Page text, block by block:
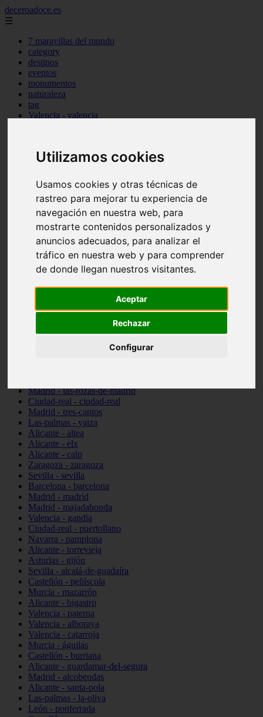
Utilizamos cookies
Usamos cookies y otras técnicas de
rastreo para mejorar tu experiencia de
navegación en nuestra web, para
mostrarte contenidos personalizados y
anuncios adecuados, para analizar el
tráfico en nuestra web y para comprender
de donde llegan nuestros visitantes.
Aceptar
Rechazar
Configurar
deceroadoce.es
☰
7 maravillas del mundo
category
destinos
eventos
monumentos
naturaleza
tag
Valencia - valencia
Sevilla - bormujos
A-coruña - a-coruña
Murcia - murcia
Alicante - benidorm
Alicante - finestrat
Almería - mojácar
Alicante - orihuela
Huesca - jaca
Valencia - el-puig-de-santa-maría
Ciudad-real - picón
Valencia - beniparrell
Valencia - chiva
Valencia - sagunt
Castellón - benicàssim
Madrid - las-rozas-de-madrid
Ciudad-real - ciudad-real
Madrid - tres-cantos
Las-palmas - yaiza
Alicante - altea
Alicante - elx
Alicante - calp
Zaragoza - zaragoza
Sevilla - sevilla
Barcelona - barcelona
Madrid - madrid
Madrid - majadahonda
Valencia - gandia
Ciudad-real - puertollano
Navarra - pamplona
Alicante - torrevieja
Asturias - gijón
Sevilla - alcalá-de-guadaíra
Castellón - peñíscola
Murcia - mazarrón
Alicante - bigastro
Valencia - paterna
Valencia - alboraya
Valencia - catarroja
Murcia - águilas
Castellón - burriana
Alicante - guardamar-del-segura
Madrid - alcobendas
Alicante - santa-pola
Las-palmas - la-oliva
León - ponferrada